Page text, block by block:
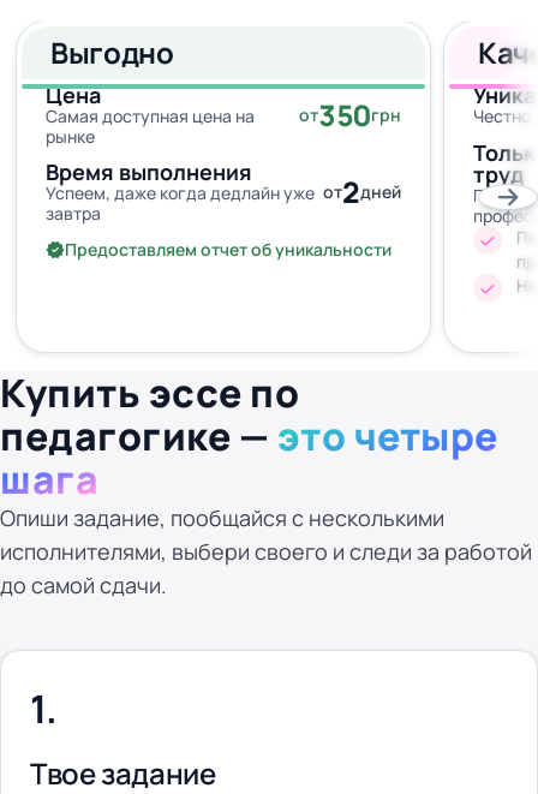
Выгодно
Цена
Самая доступная цена на
рынке
от350грн
Время выполнения
Успеем, даже когда дедлайн уже
завтра
от2дней
Предоставляем отчет об уникальности
труд
Купить эссе по
педагогике — это четыре
шага
Опиши задание, пообщайся с несколькими
исполнителями, выбери своего и следи за работой
до самой сдачи.
Твое задание